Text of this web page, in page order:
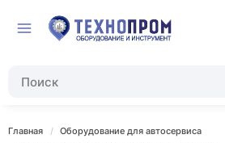
Главная
Оборудование для автосервиса